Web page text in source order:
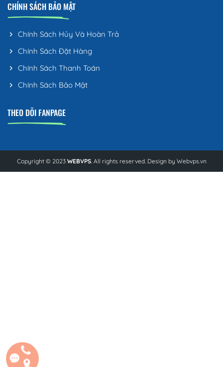
CHÍNH SÁCH BẢO MẬT
Chính Sách Hủy Và Hoàn Trả
Chính Sách Đặt Hàng
Chính Sách Thanh Toán
Chính Sách Bảo Mật
THEO DÕI FANPAGE
Copyright © 2023 WEBVPS. All rights reserved. Design by Webvps.vn